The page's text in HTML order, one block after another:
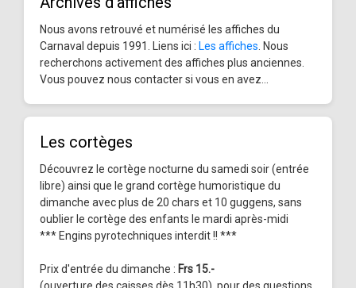
Nous avons retrouvé et numérisé les affiches du
Carnaval depuis 1991. Liens ici : Les affiches . Nous
recherchons activement des affiches plus anciennes.
Vous pouvez nous contacter si vous en avez...
Les cortèges
Découvrez le cortège nocturne du samedi soir (entrée
libre) ainsi que le grand cortège humoristique du
dimanche avec plus de 20 chars et 10 guggens, sans
oublier le cortège des enfants le mardi après-midi
*** Engins pyrotechniques interdit !! ***
Prix d'entrée du dimanche : Frs 15.-